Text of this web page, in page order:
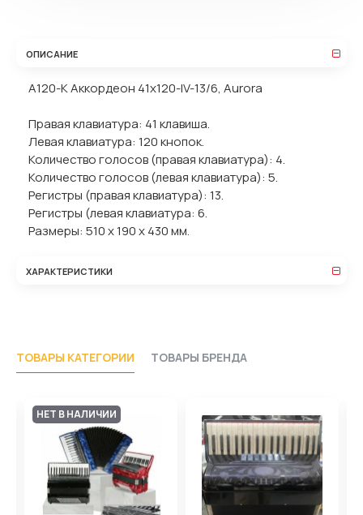
ОПИСАНИЕ
A120-K Аккордеон 41х120-IV-13/6, Aurora
Правая клавиатура: 41 клавиша.
Левая клавиатура: 120 кнопок.
Количество голосов (правая клавиатура): 4.
Количество голосов (левая клавиатура): 5.
Регистры (правая клавиатура): 13.
Регистры (левая клавиатура: 6.
Размеры: 510 х 190 х 430 мм.
ХАРАКТЕРИСТИКИ
ТОВАРЫ КАТЕГОРИИ ТОВАРЫ БРЕНДА
НЕТ В НАЛИЧИИ